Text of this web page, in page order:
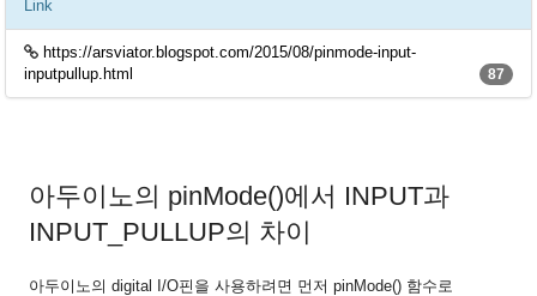
Link
https://arsviator.blogspot.com/2015/08/pinmode-input-
inputpullup.html
87
아두이노의 pinMode()에서 INPUT과
INPUT_PULLUP의 차이
아두이노의 digital I/O핀을 사용하려면 먼저 pinMode() 함수로